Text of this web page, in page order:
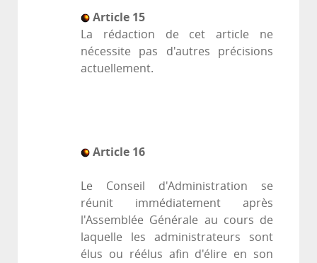
Article 15
La rédaction de cet article ne
nécessite pas d'autres précisions
actuellement.
Article 16
Le Conseil d'Administration se
réunit immédiatement après
l'Assemblée Générale au cours de
laquelle les administrateurs sont
élus ou réélus afin d'élire en son